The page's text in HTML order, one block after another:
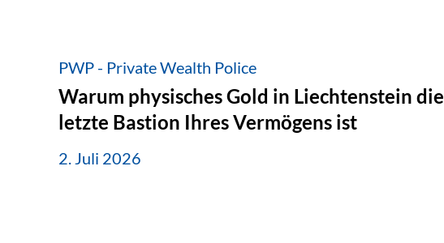
PWP - Private Wealth Police
Warum physisches Gold in Liechtenstein die
letzte Bastion Ihres Vermögens ist
2. Juli 2026